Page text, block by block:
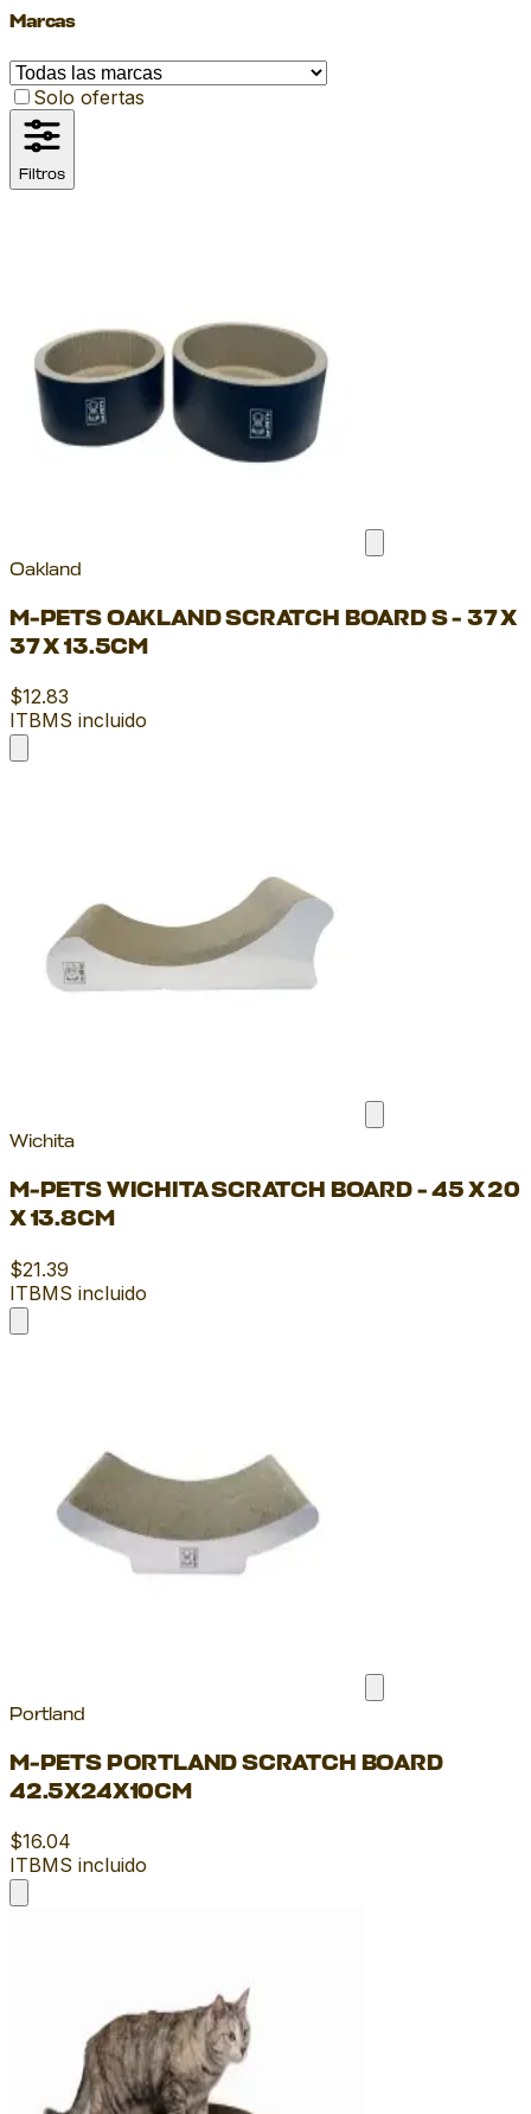
Marcas
Solo ofertas
Filtros
Oakland
M-PETS OAKLAND SCRATCH BOARD S - 37 X
37 X 13.5CM
$12.83
ITBMS incluido
Wichita
M-PETS WICHITA SCRATCH BOARD - 45 X 20
X 13.8CM
$21.39
ITBMS incluido
Portland
M-PETS PORTLAND SCRATCH BOARD
42.5X24X10CM
$16.04
ITBMS incluido